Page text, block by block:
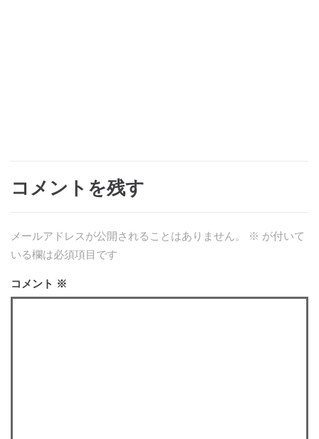
コメントを残す
メールアドレスが公開されることはありません。 ※ が付いて
いる欄は必須項目です
コメント ※